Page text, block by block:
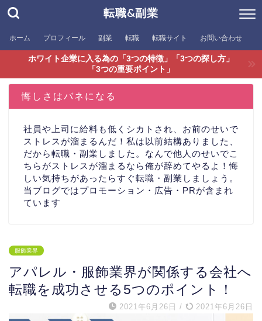
転職&副業
ホーム プロフィール 副業 転職 転職サイト お問い合わせ
ホワイト企業に入る為の「3つの特徴」「3つの探し方」
「3つの重要ポイント」
悔しさはバネになる
社員や上司に給料も低くシカトされ、お前のせいで
ストレスが溜まるんだ！私は以前結構ありました、
だから転職・副業しました。なんで他人のせいでこ
ちらがストレスが溜まるなら俺が辞めてやるよ！悔
しい気持ちがあったらすぐ転職・副業しましょう。
当ブログではプロモーション・広告・PRが含まれ
ています
服飾業界
アパレル・服飾業界が関係する会社へ
転職を成功させる5つのポイント！
2021年6月26日 / 2021年6月26日